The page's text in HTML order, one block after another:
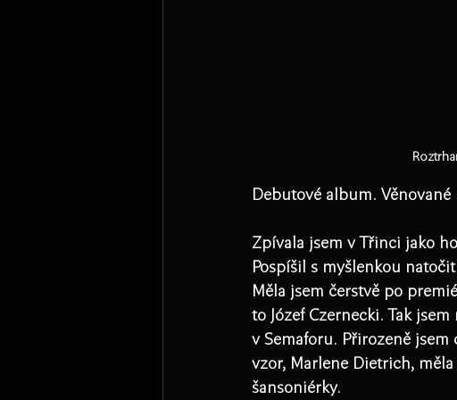
Debutové album. Věnované
Zpívala jsem v Třinci jako
Pospíšil s myšlenkou
Měla jsem čerstvě po
to Józef Czernecki. Tak
v Semaforu. Přirozeně
vzor, Marlene Dietrich,
šansoniérky.​